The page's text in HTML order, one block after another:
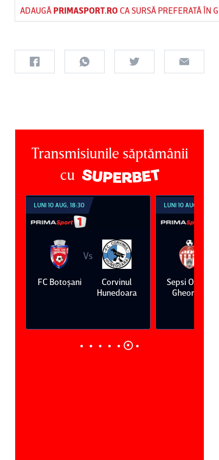
ADAUGĂ PRIMASPORT.ROCA SURSĂ PREFERATĂ ÎN
Transmisiunile săptămânii
cu
LUNI 10 AUG, 18:30
FC Botoşani
Vs
Corvinul
Hunedoara
LUNI 10 AUG, 21:30
Sepsi OSK Sf
Gheorghe
Vs